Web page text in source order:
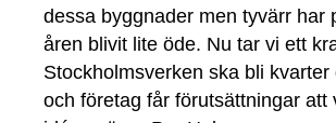
dessa byggnader men tyvärr har
åren blivit lite öde. Nu tar vi ett
Stockholmsverken ska bli
och företag får förutsättningar att